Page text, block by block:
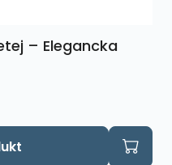
– Elegancka